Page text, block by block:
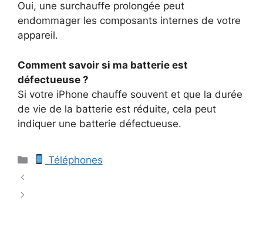
Oui, une surchauffe prolongée peut
endommager les composants internes de votre
appareil.
Comment savoir si ma batterie est
défectueuse ?
Si votre iPhone chauffe souvent et que la durée
de vie de la batterie est réduite, cela peut
indiquer une batterie défectueuse.
Catégories
Téléphones